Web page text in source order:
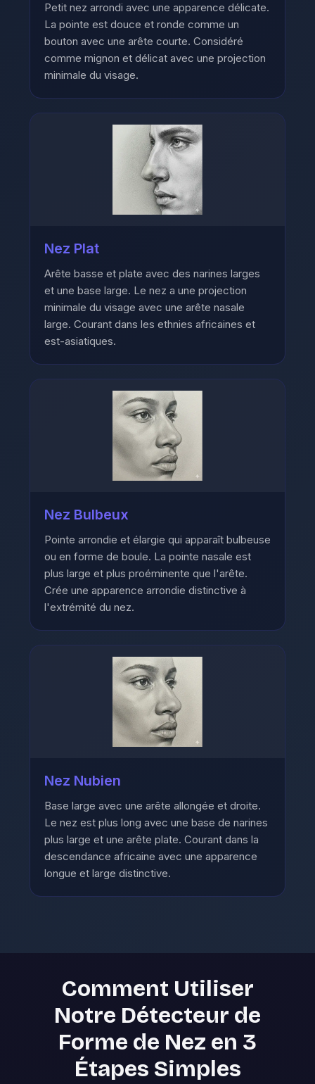
Petit nez arrondi avec une apparence délicate.
La pointe est douce et ronde comme un
bouton avec une arête courte. Considéré
comme mignon et délicat avec une projection
minimale du visage.
Nez Plat
Arête basse et plate avec des narines larges
et une base large. Le nez a une projection
minimale du visage avec une arête nasale
large. Courant dans les ethnies africaines et
est-asiatiques.
Nez Bulbeux
Pointe arrondie et élargie qui apparaît bulbeuse
ou en forme de boule. La pointe nasale est
plus large et plus proéminente que l'arête.
Crée une apparence arrondie distinctive à
l'extrémité du nez.
Nez Nubien
Base large avec une arête allongée et droite.
Le nez est plus long avec une base de narines
plus large et une arête plate. Courant dans la
descendance africaine avec une apparence
longue et large distinctive.
Comment Utiliser
Notre Détecteur de
Forme de Nez en 3
Étapes Simples